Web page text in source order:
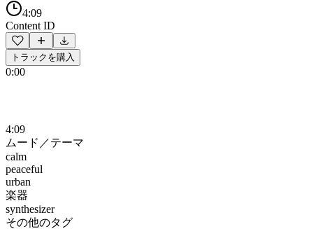
4:09
Content ID
トラックを購入
0:00
4:09
ムード／テーマ
calm
peaceful
urban
楽器
synthesizer
その他のタグ